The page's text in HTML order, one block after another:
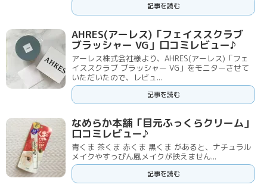
記事を読む
AHRES(アーレス)「フェイススクラブ
ブラッシャー VG」口コミレビュー♪
アーレス株式会社様より、AHRES(アーレス)「フェ
イススクラブ ブラッシャー VG」をモニターさせて
いただいたので、レビュ...
記事を読む
なめらか本舗「目元ふっくらクリーム」
口コミレビュー♪
青くま 茶くま 赤くま 黒くま があると、ナチュラル
メイクやすっぴん風メイクが映えません...
記事を読む